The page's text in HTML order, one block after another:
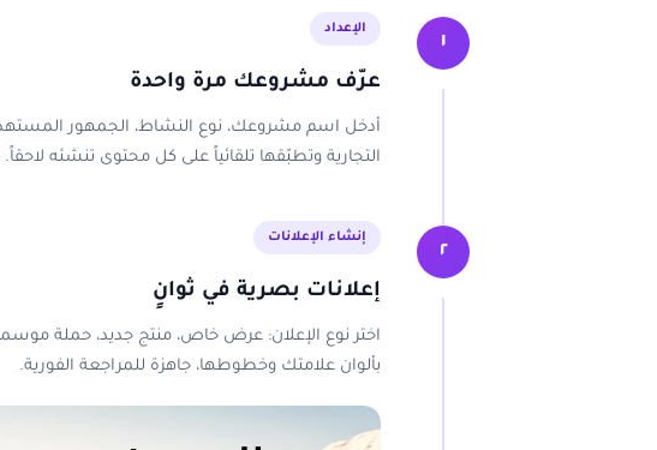
١
الإعداد
عرّف مشروعك مرة واحدة
التجارية وتطبّقها تلقائياً على كل محتوى تنشئه لاحقاً.
٢
إنشاء الإعلانات
إعلانات بصرية في ثوانٍ
اختر نوع الإعلان: عرض خاص، منتج جديد، حملة
بألوان علامتك وخطوطها، جاهزة للمراجعة الفورية.